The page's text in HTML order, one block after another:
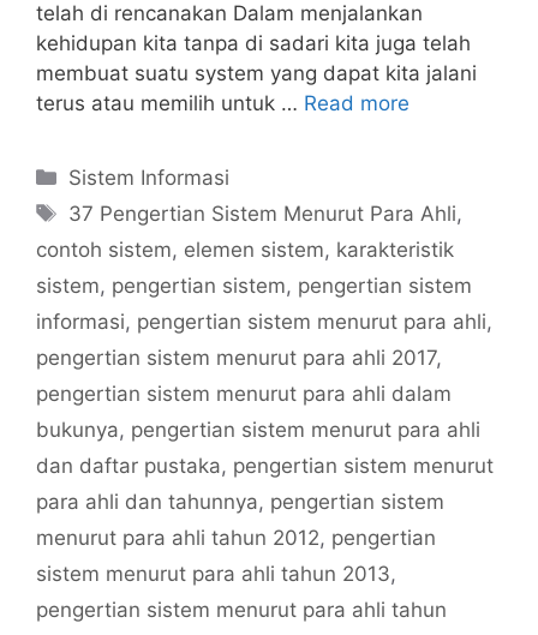
telah di rencanakan Dalam menjalankan
kehidupan kita tanpa di sadari kita juga telah
membuat suatu system yang dapat kita jalani
terus atau memilih untuk … Read more
Categories
Sistem Informasi
Tags
37 Pengertian Sistem Menurut Para Ahli,
contoh sistem, elemen sistem, karakteristik
sistem, pengertian sistem, pengertian sistem
informasi, pengertian sistem menurut para ahli,
pengertian sistem menurut para ahli 2017,
pengertian sistem menurut para ahli dalam
bukunya, pengertian sistem menurut para ahli
dan daftar pustaka, pengertian sistem menurut
para ahli dan tahunnya, pengertian sistem
menurut para ahli tahun 2012, pengertian
sistem menurut para ahli tahun 2013,
pengertian sistem menurut para ahli tahun